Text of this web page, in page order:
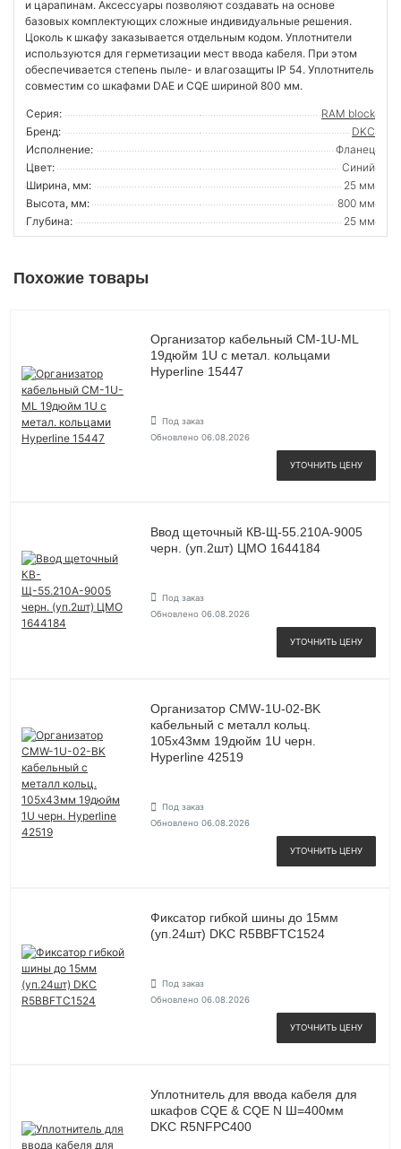
и царапинам. Аксессуары позволяют создавать на основе
базовых комплектующих сложные индивидуальные решения.
Цоколь к шкафу заказывается отдельным кодом. Уплотнители
используются для герметизации мест ввода кабеля. При этом
обеспечивается степень пыле- и влагозащиты IP 54. Уплотнитель
совместим со шкафами DAE и CQE шириной 800 мм.
Серия:
RAM block
Бренд:
DKC
Исполнение:
Фланец
Цвет:
Синий
Ширина, мм:
25 мм
Высота, мм:
800 мм
Глубина:
25 мм
Похожие товары
Организатор кабельный CM-1U-ML
19дюйм 1U с метал. кольцами
Hyperline 15447
Под заказ
Обновлено 06.08.2026
УТОЧНИТЬ ЦЕНУ
Ввод щеточный КВ-Щ-55.210А-9005
черн. (уп.2шт) ЦМО 1644184
Под заказ
Обновлено 06.08.2026
УТОЧНИТЬ ЦЕНУ
Организатор CMW-1U-02-BK
кабельный с металл кольц.
105х43мм 19дюйм 1U черн.
Hyperline 42519
Под заказ
Обновлено 06.08.2026
УТОЧНИТЬ ЦЕНУ
Фиксатор гибкой шины до 15мм
(уп.24шт) DKC R5BBFTC1524
Под заказ
Обновлено 06.08.2026
УТОЧНИТЬ ЦЕНУ
Уплотнитель для ввода кабеля для
шкафов CQE & CQE N Ш=400мм
DKC R5NFPC400